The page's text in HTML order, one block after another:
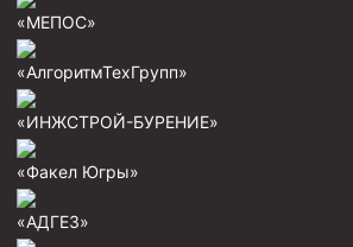
Герметизаторы устьевые
Инструмент для бурения и КРС
Шаблоны колонные
Перья гидромониторные
«МЕПОС»
«АлгоритмТехГрупп»
«ИНЖСТРОЙ-БУРЕНИЕ»
«Факел Югры»
«АДГЕЗ»